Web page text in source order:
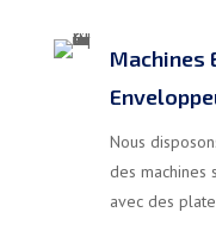
Machines
Nous
des machines
avec des